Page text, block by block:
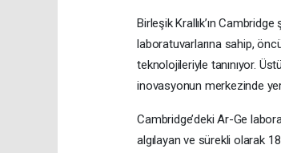
Birleşik Krallık’ın
laboratuvarlarına sahip,
teknolojileriyle tanınıyor.
inovasyonun merkezinde yer
Cambridge’deki Ar-Ge
algılayan ve sürekli olarak